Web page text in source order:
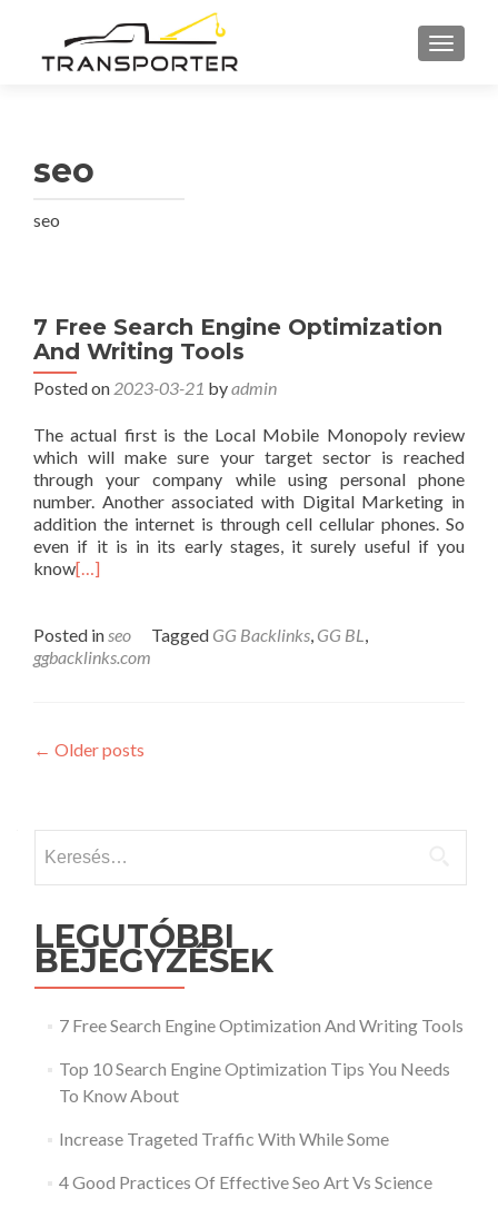
seo
seo
7 Free Search Engine Optimization
And Writing Tools
Posted on 2023-03-21 byadmin
The actual first is the Local Mobile Monopoly review
which will make sure your target sector is reached
through your company while using personal phone
number. Another associated with Digital Marketing in
addition the internet is through cell cellular phones. So
even if it is in its early stages, it surely useful if you
know[…]
Posted inseo Tagged GG Backlinks, GG BL,
ggbacklinks.com
Posts
← Older posts
LEGUTÓBBI
BEJEGYZÉSEK
7 Free Search Engine Optimization And Writing Tools
Top 10 Search Engine Optimization Tips You Needs
To Know About
Increase Trageted Traffic With While Some
4 Good Practices Of Effective Seo Art Vs Science